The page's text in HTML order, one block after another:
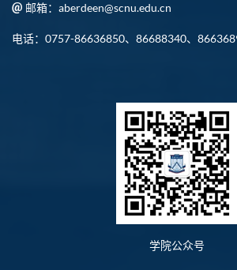
邮箱：aberdeen@scnu.edu.cn
电话：0757-86636850、86688340、
学院公众号